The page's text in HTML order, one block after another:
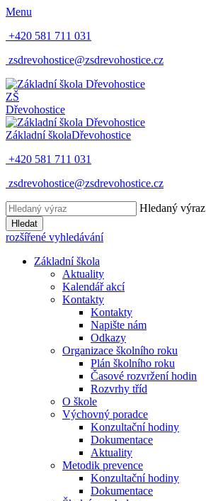
Menu
+420 581 711 031
zsdrevohostice@zsdrevohostice.cz
ZŠ
Dřevohostice
Základní školaDřevohostice
+420 581 711 031
zsdrevohostice@zsdrevohostice.cz
Hledaný výraz
Hledat
rozšířené vyhledávání
Základní škola
Aktuality
Kalendář akcí
Kontakty
Kontakty
Napište nám
Odkazy
Organizace školního roku
Plán školního roku
Časové rozvržení hodin
Rozvrhy tříd
O škole
Výchovný poradce
Konzultační hodiny
Dokumentace
Aktuality
Metodik prevence
Konzultační hodiny
Dokumentace